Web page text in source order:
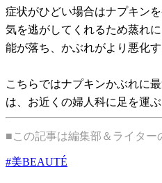
症状がひどい場合はナプキン
気を逃がしてくれるため蒸れ
能が落ち、かぶれがより悪化
こちらではナプキンかぶれに
は、お近くの婦人科に足を運
■この記事は編集部＆ライター
#美BEAUTÉ